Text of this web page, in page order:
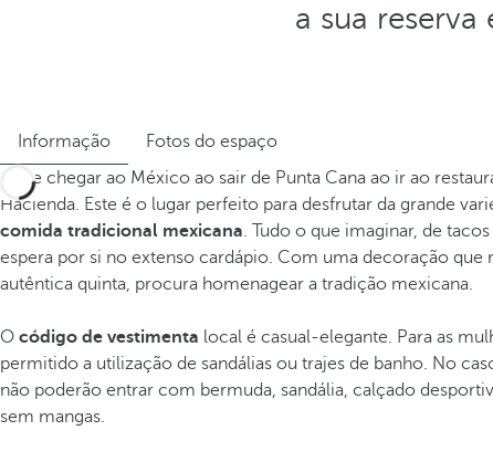
a sua
Informação
Fotos do espaço
Pode chegar ao México ao sair de Punta Cana ao ir ao
Hacienda. Este é o lugar perfeito para desfrutar da grande
comida tradicional mexicana. Tudo o que imaginar, de
espera por si no extenso cardápio. Com uma decoração que
autêntica quinta, procura homenagear a tradição mexicana.
O código de vestimenta local é casual-elegante. Para as
permitido a utilização de sandálias ou trajes de banho. No
não poderão entrar com bermuda, sandália, calçado
sem mangas.